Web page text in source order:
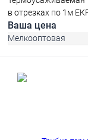
в отрезках по 1м
Ваша цена
Мелкооптовая